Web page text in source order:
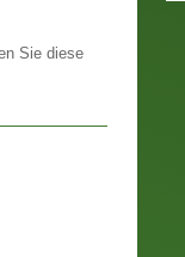
Sie diese